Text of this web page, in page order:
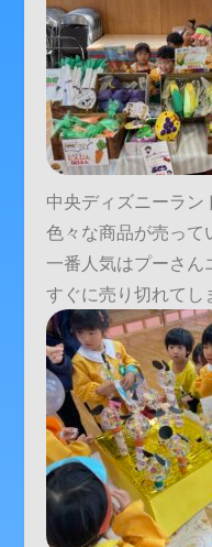
中央ディズニーラン
色々な商品が売って
一番人気はプーさん
すぐに売り切れてし